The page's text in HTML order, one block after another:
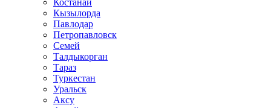
Костанай
Кызылорда
Павлодар
Петропавловск
Семей
Талдыкорган
Тараз
Туркестан
Уральск
Аксу